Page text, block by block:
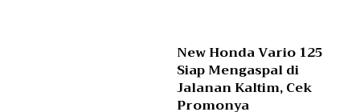
New Honda Vario 125
Siap Mengaspal di
Jalanan Kaltim, Cek
Promonya